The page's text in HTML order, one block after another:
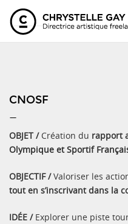
CNOSF
—
OBJET / Création du rapport
Olympique et Sportif
OBJECTIF /Valoriser les
tout en s’inscrivant dans la
IDÉE / Explorer une piste